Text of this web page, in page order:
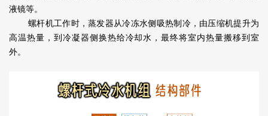
液镜等。
螺杆机工作时，蒸发器从冷冻水侧吸热制冷，由压缩机提升为
高温热量，到冷凝器侧换热给冷却水，最终将室内热量搬移到室
外。